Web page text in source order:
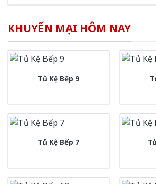
KHUYẾN MẠI HÔM NAY
Tủ Kệ Bếp 9
Tủ Kệ Bếp 7